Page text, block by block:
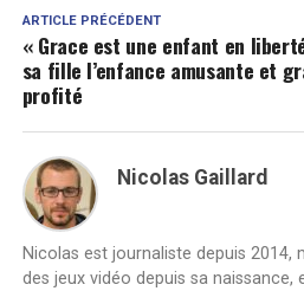
ARTICLE PRÉCÉDENT
« Grace est une enfant en
sa fille l’enfance amusante et
profité
Nicolas Gaillard
Nicolas est journaliste depuis 2014,
des jeux vidéo depuis sa naissance,